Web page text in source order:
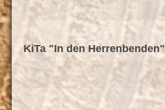
KiTa "In den Herrenbenden"